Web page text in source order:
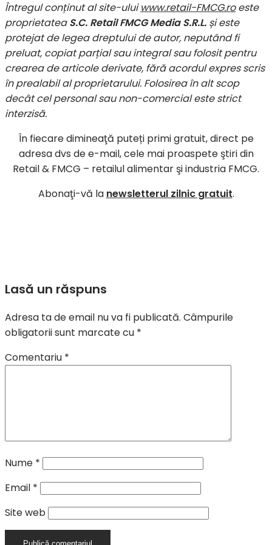
Întregul conținut al site-uluiwww.retail-FMCG.roeste
proprietateaS.C. Retail FMCG Media S.R.L. și este
protejat de legea dreptului de autor, neputând fi
preluat, copiat parțial sau integral sau folosit pentru
crearea de articole derivate, fără acordul expres scris
în prealabil al proprietarului. Folosirea în alt scop
decât cel personal sau non-comercial este strict
interzisă.
În fiecare dimineaţă puteți primi gratuit, direct pe
adresa dvs de e-mail, cele mai proaspete ştiri din
Retail & FMCG – retailul alimentar şi industria FMCG.
Abonaţi-vă la newsletterul zilnic gratuit.
Lasă un răspuns
Adresa ta de email nu va fi publicată. Câmpurile
obligatorii sunt marcate cu *
Comentariu *
Nume *
Email *
Site web